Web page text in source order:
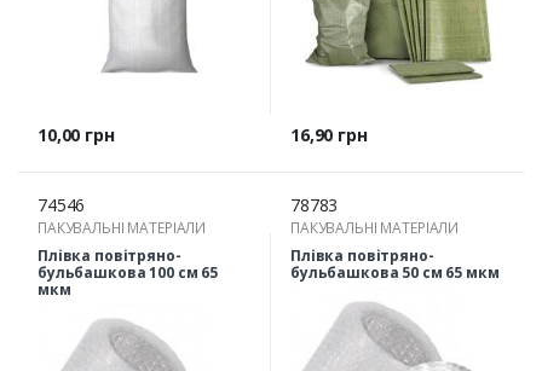
Ціна
10,00 грн Ціна
16,90 грн
74546
ПАКУВАЛЬНІ МАТЕРІАЛИ
Плівка повітряно-
бульбашкова 100 см 65
мкм
78783
ПАКУВАЛЬНІ МАТЕРІАЛИ
Плівка повітряно-
бульбашкова 50 см 65 мкм